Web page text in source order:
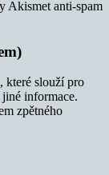
Akismet anti-spam
které slouží pro
informace.
zpětného